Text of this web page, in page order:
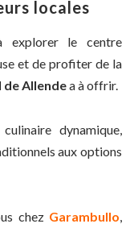
locales
explorer le centre
et de profiter de la
de Allendea à offrir.
dynamique,
aux options
chez Garambullo,